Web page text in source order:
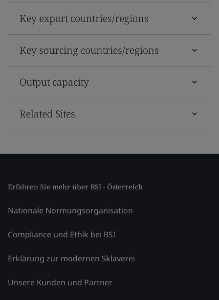
Key export countries/regions
Key sourcing countries/regions
Output capacity
Related Sites
Erfahren Sie mehr über BSI - Österreich
Nationale Normungsorganisation
Compliance und Ethik bei BSI
Erklärung zur modernen Sklaverei
Unsere Kunden und Partner